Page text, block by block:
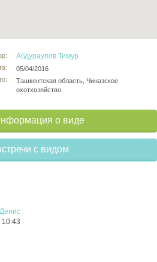
Абдураупов Тимур
05/04/2016
Ташкентская область, Чиназское
охотхозяйство
о виде
с видом
10:43